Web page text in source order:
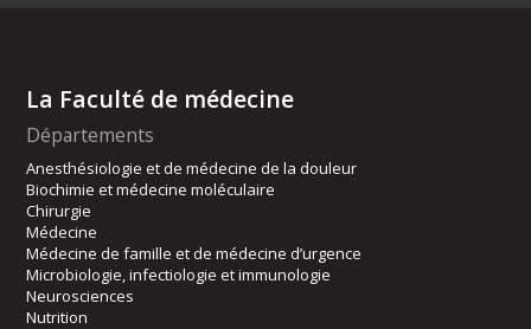
La Faculté de médecine
Départements
Anesthésiologie et de médecine de la douleur
Biochimie et médecine moléculaire
Chirurgie
Médecine
Médecine de famille et de médecine d’urgence
Microbiologie, infectiologie et immunologie
Neurosciences
Nutrition